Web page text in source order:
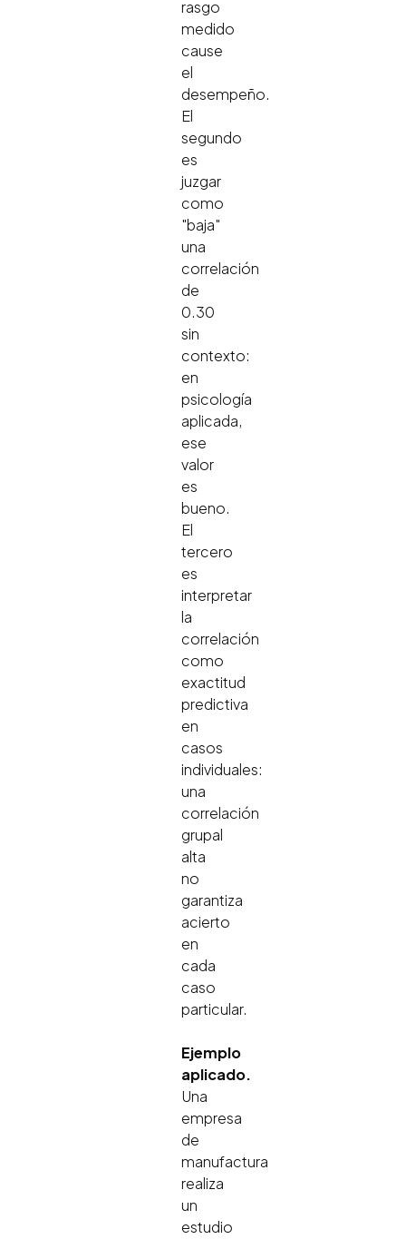
rasgo
medido
cause
el
desempeño.
El
segundo
es
juzgar
como
"baja"
una
correlación
de
0.30
sin
contexto:
en
psicología
aplicada,
ese
valor
es
bueno.
El
tercero
es
interpretar
la
correlación
como
exactitud
predictiva
en
casos
individuales:
una
correlación
grupal
alta
no
garantiza
acierto
en
cada
caso
particular.
Ejemplo
aplicado.
Una
empresa
de
manufactura
realiza
un
estudio